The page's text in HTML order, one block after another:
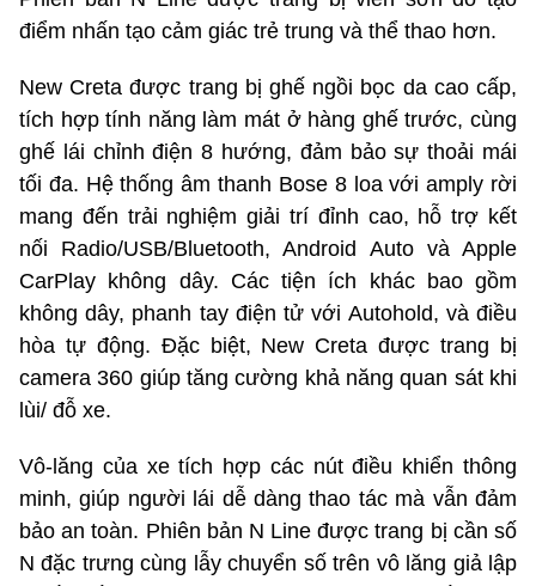
điểm nhấn tạo cảm giác trẻ trung và thể thao hơn.
New Creta được trang bị ghế ngồi bọc da cao cấp,
tích hợp tính năng làm mát ở hàng ghế trước, cùng
ghế lái chỉnh điện 8 hướng, đảm bảo sự thoải mái
tối đa. Hệ thống âm thanh Bose 8 loa với amply rời
mang đến trải nghiệm giải trí đỉnh cao, hỗ trợ kết
nối Radio/USB/Bluetooth, Android Auto và Apple
CarPlay không dây. Các tiện ích khác bao gồm
không dây, phanh tay điện tử với Autohold, và điều
hòa tự động. Đặc biệt, New Creta được trang bị
camera 360 giúp tăng cường khả năng quan sát khi
lùi/ đỗ xe.
Vô-lăng của xe tích hợp các nút điều khiển thông
minh, giúp người lái dễ dàng thao tác mà vẫn đảm
bảo an toàn. Phiên bản N Line được trang bị cần số
N đặc trưng cùng lẫy chuyển số trên vô lăng giả lập